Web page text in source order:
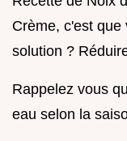
Crème, c'est
solution ?
Rappelez vous
eau selon la